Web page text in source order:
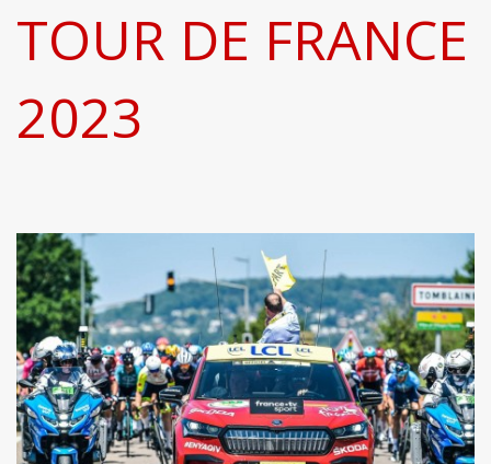
TOUR DE FRANCE
2023